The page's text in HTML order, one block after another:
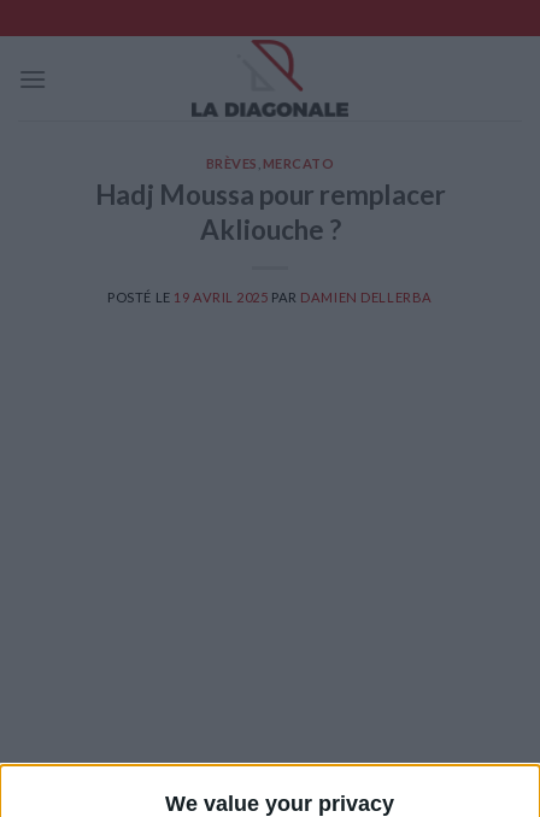
We value your privacy
to
content
BRÈVES MERCATO
Hadj Moussa pour remplacer
Akliouche ?
POSTÉ LE 19 AVRIL 2025 PAR DAMIEN DELLERBA